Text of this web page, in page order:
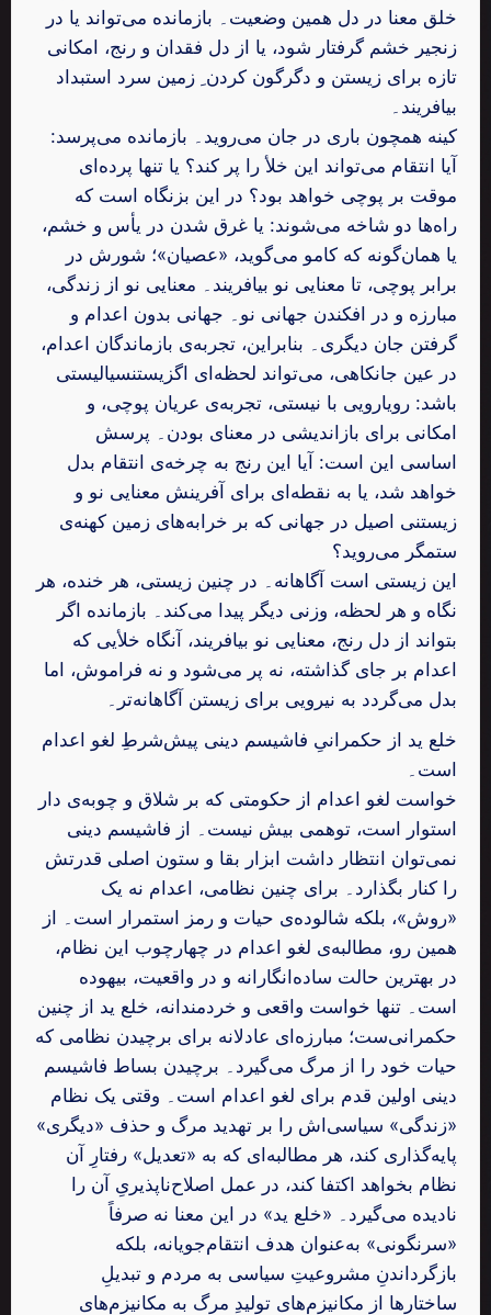
خلق معنا در دل همین وضعیت۔ بازمانده می‌تواند یا در
زنجیر خشم گرفتار شود، یا از دل فقدان و رنج، امکانی
تازه برای زیستن و دگرگون کردن ِ زمین سرد استبداد
بیافریند۔
کینه همچون باری در جان می‌روید۔ بازمانده می‌پرسد:
آیا انتقام می‌تواند این خلأ را پر کند؟ یا تنها پرده‌ای
موقت بر پوچی خواهد بود؟ در این بزنگاه است که
راه‌ها دو شاخه می‌شوند: یا غرق شدن در یأس و خشم،
یا همان‌گونه که کامو می‌گوید، «عصیان»؛ شورش در
برابر پوچی، تا معنایی نو بیافریند۔ معنایی نو از زندگی،
مبارزه و در افکندن جهانی نو۔ جهانی بدون اعدام و
گرفتن جان دیگری۔ بنابراین، تجربه‌ی بازماندگان اعدام،
در عین جانکاهی، می‌تواند لحظه‌ای اگزیستنسیالیستی
باشد: رویارویی با نیستی، تجربه‌ی عریان پوچی، و
امکانی برای بازاندیشی در معنای بودن۔ پرسش
اساسی این است: آیا این رنج به چرخه‌ی انتقام بدل
خواهد شد، یا به نقطه‌ای برای آفرینش معنایی نو و
زیستنی اصیل در جهانی که بر خرابه‌های زمین کهنه‌ی
ستمگر می‌روید؟
این زیستی است آگاهانه۔ در چنین زیستی، هر خنده، هر
نگاه و هر لحظه، وزنی دیگر پیدا می‌کند۔ بازمانده اگر
بتواند از دل رنج، معنایی نو بیافریند، آنگاه خلأیی که
اعدام بر جای گذاشته، نه پر می‌شود و نه فراموش، اما
بدل می‌گردد به نیرویی برای زیستن آگاهانه‌تر۔
خلع ید از حکمرانیِ فاشیسم دینی پیش‌شرطِ لغو اعدام
است۔
خواست لغو اعدام از حکومتی که بر شلاق و چوبه‌ی دار
استوار است، توهمی بیش نیست۔ از فاشیسم دینی
نمی‌توان انتظار داشت ابزار بقا و ستون اصلی قدرتش
را کنار بگذارد۔ برای چنین نظامی، اعدام نه یک
«روش»، بلکه شالوده‌ی حیات و رمز استمرار است۔ از
همین رو، مطالبه‌ی لغو اعدام در چهارچوب این نظام،
در بهترین حالت ساده‌انگارانه و در واقعیت، بیهوده
است۔ تنها خواست واقعی و خردمندانه، خلع ید از چنین
حکمرانی‌ست؛ مبارزه‌ای عادلانه برای برچیدن نظامی که
حیات خود را از مرگ می‌گیرد۔ برچیدن بساط فاشیسم
دینی اولین قدم برای لغو اعدام است۔ وقتی یک نظام
«زندگی» سیاسی‌اش را بر تهدید مرگ و حذف «دیگری»
پایه‌گذاری کند، هر مطالبه‌ای که به «تعدیل» رفتارِ آن
نظام بخواهد اکتفا کند، در عمل اصلاح‌ناپذیریِ آن را
نادیده می‌گیرد۔ «خلع ید» در این معنا نه صرفاً
«سرنگونی» به‌عنوان هدف انتقام‌جویانه، بلکه
بازگرداندنِ مشروعیتِ سیاسی به مردم و تبدیلِ
ساختارها از مکانیزم‌های تولیدِ مرگ به مکانیزم‌های